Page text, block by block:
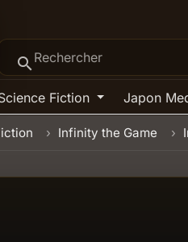
search
Fiction Japon
Infinity the Game